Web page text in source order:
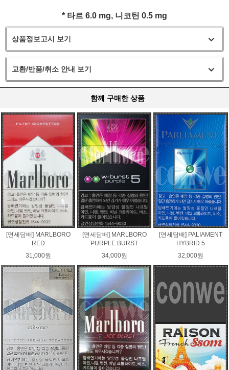
* 타르 6.0 mg, 니코틴 0.5 mg
상품정보고시 보기
교환/반품/취소 안내 보기
함께 구매한 상품
[면세담배] MARLBORO
RED
31,000원
[면세담배] MARLBORO
PURPLE BURST
34,000원
[면세담배] PALIAMENT
HYBRID 5
32,000원